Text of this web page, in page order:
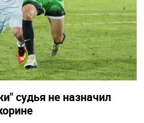
судья не назначил